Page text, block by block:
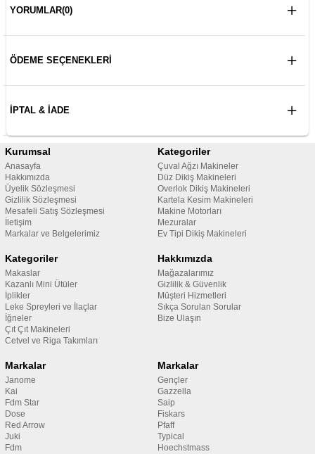
YORUMLAR(0)
ÖDEME SEÇENEKLERI
İPTAL & İADE
Kurumsal
Anasayfa
Hakkımızda
Üyelik Sözleşmesi
Gizlilik Sözleşmesi
Mesafeli Satış Sözleşmesi
İletişim
Markalar ve Belgelerimiz
Kategoriler
Çuval Ağzı Makineler
Düz Dikiş Makineleri
Overlok Dikiş Makineleri
Kartela Kesim Makineleri
Makine Motorları
Mezuralar
Ev Tipi Dikiş Makineleri
Kategoriler
Makaslar
Kazanlı Mini Ütüler
İplikler
Leke Spreyleri ve İlaçlar
İğneler
Çıt Çıt Makineleri
Cetvel ve Riga Takımları
Hakkımızda
Mağazalarımız
Gizlilik & Güvenlik
Müşteri Hizmetleri
Sıkça Sorulan Sorular
Bize Ulaşın
Markalar
Janome
Kai
Fdm Star
Dose
Red Arrow
Juki
Fdm
Markalar
Gençler
Gazzella
Saip
Fiskars
Pfaff
Typical
Hoechstmass